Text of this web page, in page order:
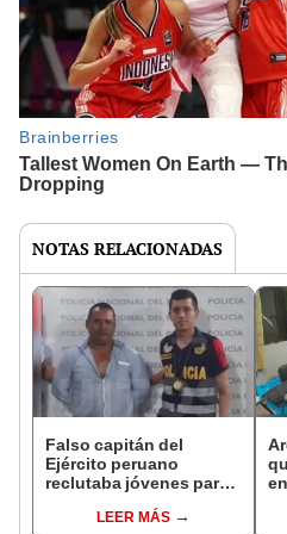
NOTAS RELACIONADAS
Falso capitán del
Ejército peruano
reclutaba jóvenes para
LEER MÁS